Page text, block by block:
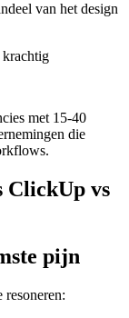
van het design
krachtig
met 15-40
die
ClickUp vs
pijn